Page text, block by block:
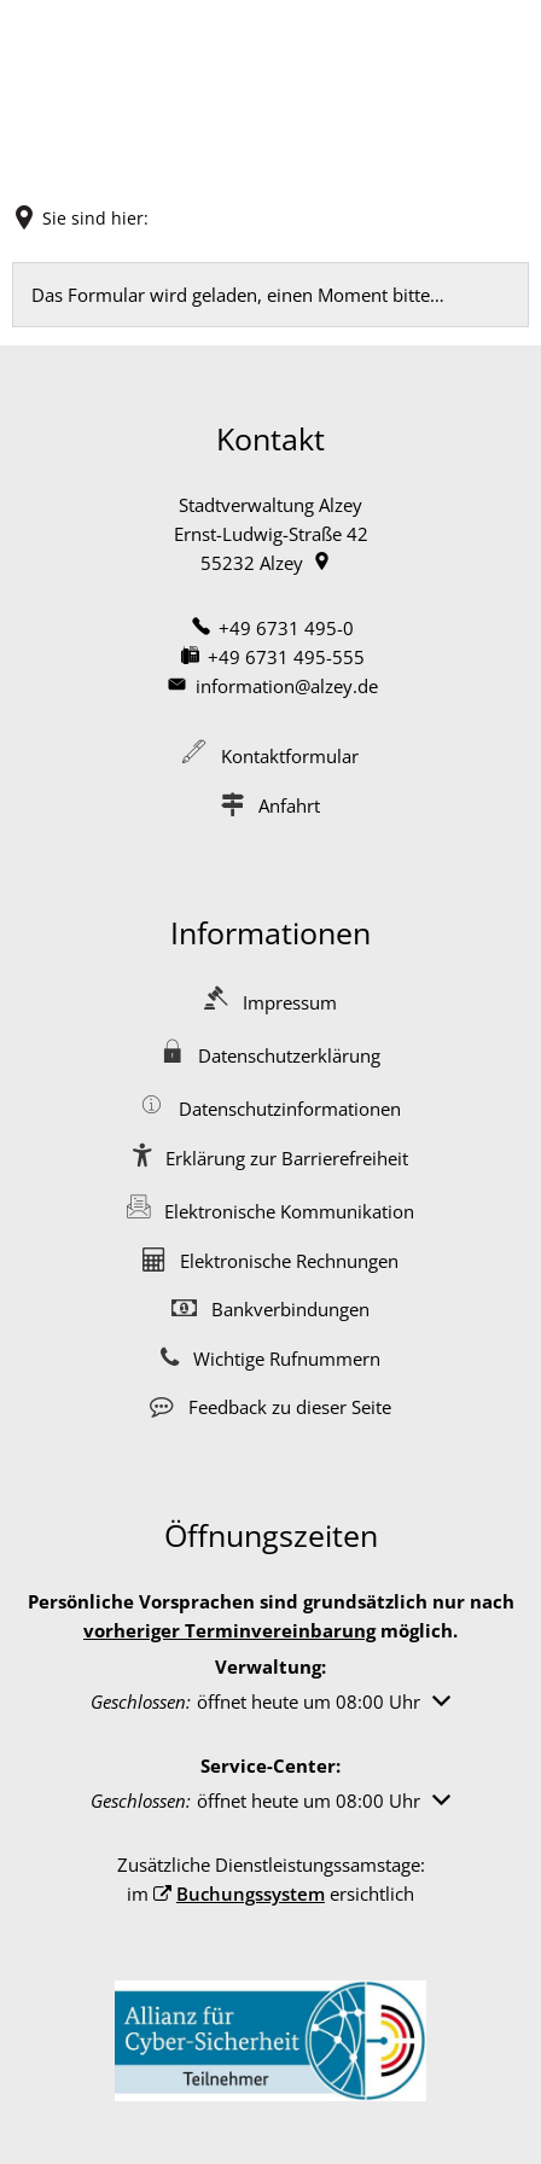
Sie sind hier:
Feedback
Das Formular wird geladen, einen Moment bitte…
Kontakt
Stadtverwaltung Alzey
Ernst-Ludwig-Straße 42
55232 Alzey
+49 6731 495-0
+49 6731 495-555
information@alzey.de
Kontaktformular
Anfahrt
Informationen
Impressum
Datenschutzerklärung
Datenschutzinformationen
Erklärung zur Barrierefreiheit
Elektronische Kommunikation
Elektronische Rechnungen
Bankverbindungen
Wichtige Rufnummern
Feedback zu dieser Seite
Öffnungszeiten
Persönliche Vorsprachen sind grundsätzlich nur nach
vorheriger Terminvereinbarungmöglich.
Verwaltung:
Klicken, um weitere Öffnungs- oder Schließzeiten
Geschlossen: öffnet heute um 08:00 Uhr
Service-Center:
Klicken, um weitere Öffnungs- oder Schließzeiten
Geschlossen: öffnet heute um 08:00 Uhr
Zusätzliche Dienstleistungssamstage:
im
Buchungssystemersichtlich